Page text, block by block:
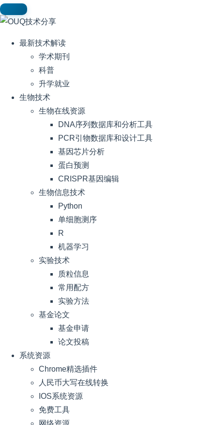
最新技术解读
学术期刊
科普
升学就业
生物技术
生物在线资源
DNA序列数据库和分析工具
PCR引物数据库和设计工具
基因芯片分析
蛋白预测
CRISPR基因编辑
生物信息技术
Python
单细胞测序
R
机器学习
实验技术
质粒信息
常用配方
实验方法
基金论文
基金申请
论文投稿
系统资源
Chrome精选插件
人民币大写在线转换
IOS系统资源
免费工具
网络资源